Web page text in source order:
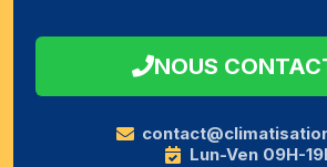
NOUS
Lun-Ven 09H-